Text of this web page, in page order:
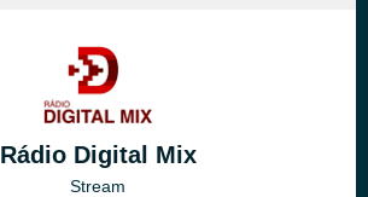
Rádio Digital Mix
Stream